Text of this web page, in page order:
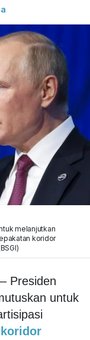
melanjutkan
koridor
Presiden
untuk
koridor